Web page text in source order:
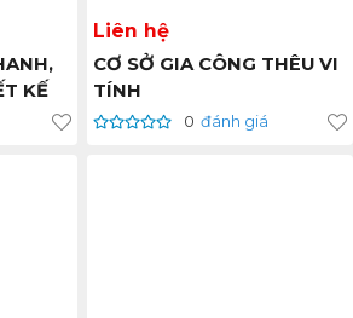
KẾ
Liên hệ
CƠ SỞ GIA CÔNG THÊU VI
TÍNH
0 đánh giá